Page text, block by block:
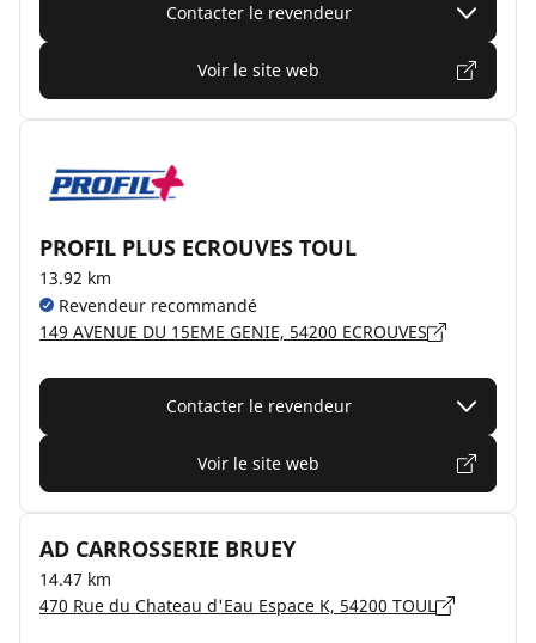
Contacter le revendeur
Voir le site web
PROFIL PLUS ECROUVES TOUL
13.92 km
Revendeur recommandé
149 AVENUE DU 15EME GENIE, 54200 ECROUVES
Contacter le revendeur
Voir le site web
AD CARROSSERIE BRUEY
14.47 km
470 Rue du Chateau d'Eau Espace K, 54200 TOUL